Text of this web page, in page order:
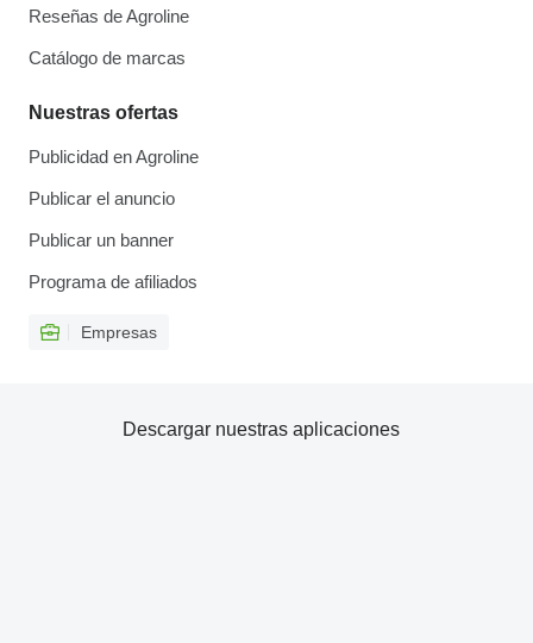
Reseñas de Agroline
Catálogo de marcas
Nuestras ofertas
Publicidad en Agroline
Publicar el anuncio
Publicar un banner
Programa de afiliados
Empresas
Descargar nuestras aplicaciones